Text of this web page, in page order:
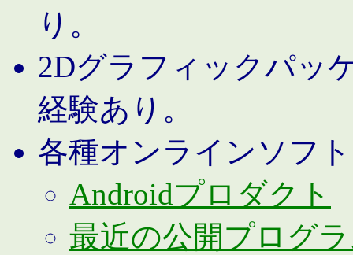
り。
2Dグラフィックパッ
経験あり。
各種オンラインソフ
Androidプロダクト
最近の公開プログ